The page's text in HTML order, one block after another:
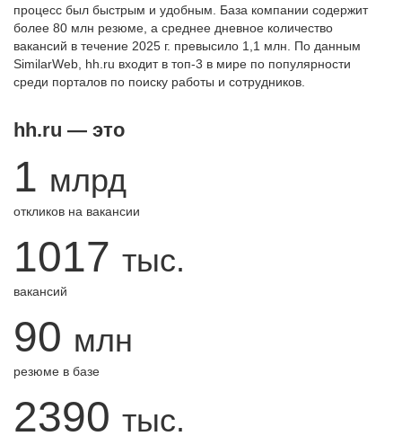
процесс был быстрым и удобным. База компании содержит
более 80 млн резюме, а среднее дневное количество
вакансий в течение 2025 г. превысило 1,1 млн. По данным
SimilarWeb, hh.ru входит в топ-3 в мире по популярности
среди порталов по поиску работы и сотрудников.
hh.ru — это
1 млрд
откликов на вакансии
1017 тыс.
вакансий
90 млн
резюме в базе
2390 тыс.